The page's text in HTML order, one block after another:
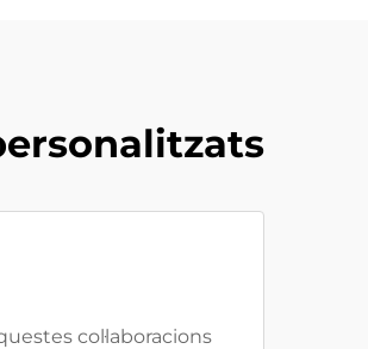
col·laboracions